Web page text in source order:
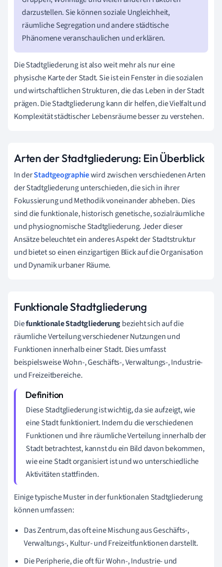
darzustellen. Sie können soziale Ungleichheit,
räumliche Segregation und andere städtische
Phänomene veranschaulichen und erklären.
Die Stadtgliederung ist also weit mehr als nur eine
physische Karte der Stadt. Sie ist ein Fenster in die sozialen
und wirtschaftlichen Strukturen, die das Leben in der Stadt
prägen. Die Stadtgliederung kann dir helfen, die Vielfalt und
Komplexität städtischer Lebensräume besser zu verstehen.
Arten der Stadtgliederung: Ein Überblick
In derStadtgeographiewird zwischen verschiedenen Arten
der Stadtgliederung unterschieden, die sich in ihrer
Fokussierung und Methodik voneinander abheben. Dies
sind die funktionale, historisch genetische, sozialräumliche
und physiognomische Stadtgliederung. Jeder dieser
Ansätze beleuchtet ein anderes Aspekt der Stadtstruktur
und bietet so einen einzigartigen Blick auf die Organisation
und Dynamik urbaner Räume.
Funktionale Stadtgliederung
Diefunktionale Stadtgliederungbezieht sich auf die
räumliche Verteilung verschiedener Nutzungen und
Funktionen innerhalb einer Stadt. Dies umfasst
beispielsweise Wohn-, Geschäfts-, Verwaltungs-, Industrie-
und Freizeitbereiche.
Diese Stadtgliederung ist wichtig, da sie aufzeigt, wie
eine Stadt funktioniert. Indem du die verschiedenen
Funktionen und ihre räumliche Verteilung innerhalb der
Stadt betrachtest, kannst du ein Bild davon bekommen,
wie eine Stadt organisiert ist und wo unterschiedliche
Aktivitäten stattfinden.
Einige typische Muster in der funktionalen Stadtgliederung
können umfassen:
Das Zentrum, das oft eine Mischung aus Geschäfts-,
Verwaltungs-, Kultur- und Freizeitfunktionen darstellt.
Die Peripherie, die oft für Wohn-, Industrie- und